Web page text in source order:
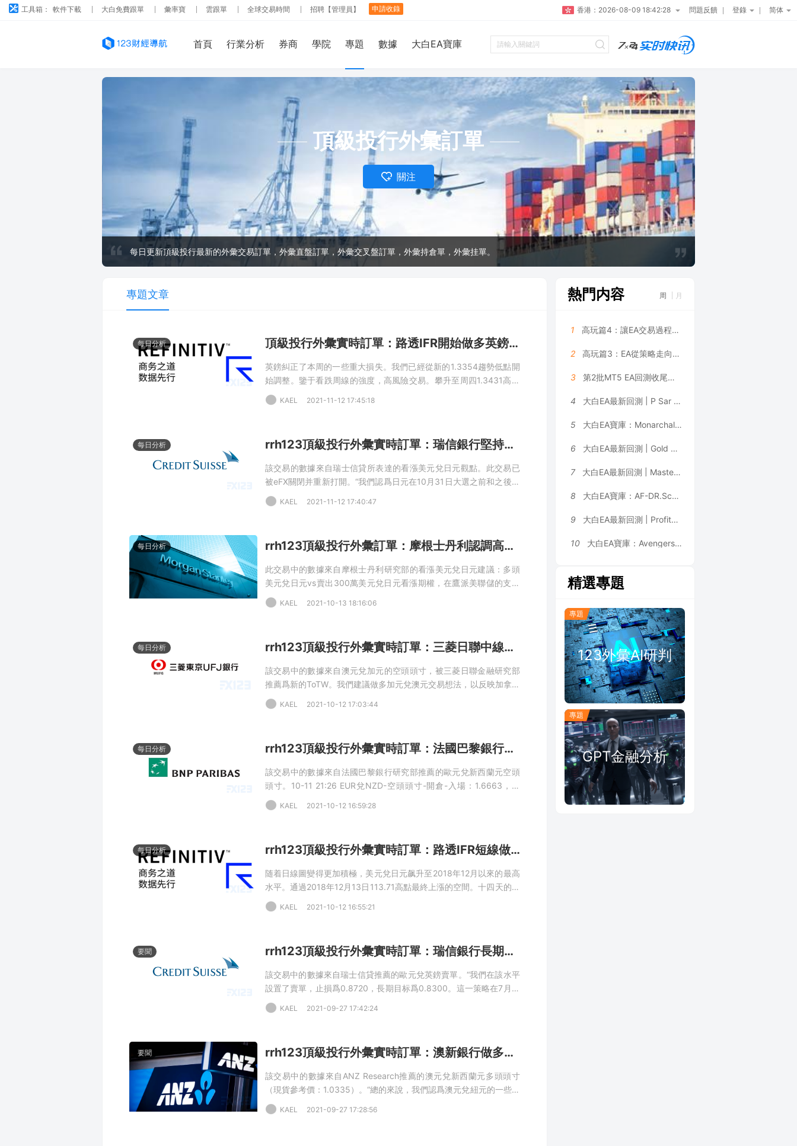
工具箱： 軟件下載 大白免費跟單 彙率寶 雲跟單 全球交易時間 招聘【管理員】 申請收錄 香港： 2026-08-09 18:42:29 問題反饋 登錄 简体
首頁 行業分析 券商 學院 專題 數據 大白EA寶庫
頂級投行外彙訂單
關注
每日更新頂級投行最新的外彙交易訂單，外彙直盤訂單，外彙交叉盤訂單，外彙持倉單，外彙挂單。
專題文章
每日分析 頂級投行外彙實時訂單：路透IFR開始做多英鎊兌美元
英鎊糾正了本周的一些重大損失。我們已經從新的1.3354趨勢低點開
始調整。鑒于看跌周線的強度，高風險交易。攀升至周四1.3431高點
可能引發擠壓。之前的主要低點1.3412也是一個關鍵觸發點。趨勢延
續的大斐波那契目标在1.3166，38.2%1.1413-1.4250。11-12 15:35
KAEL 2021-11-12 17:45:18
每日分析 rrh123頂級投行外彙實時訂單：瑞信銀行堅持看多美元兌日元
該交易的數據來自瑞士信貸所表達的看漲美元兌日元觀點。此交易已
被eFX關閉并重新打開。“我們認爲日元在10月31日大選之前和之後會
進一步走弱。我們将第四季度美元兌日元的潛在頂部上調至2017年高
點118.62，我們預計該走勢将在長期内逐漸消失，”CS筆記。“除非全
倉-入場：114.24，目标：118.62，止損：111.50（中期）
KAEL 2021-11-12 17:40:47
每日分析 rrh123頂級投行外彙訂單：摩根士丹利認調高美元兌日元目标價
此交易中的數據來自摩根士丹利研究部的看漲美元兌日元建議：多頭
美元兌日元vs賣出300萬美元兌日元看漲期權，在鷹派美聯儲的支持
下，我們預計美元框架的“第三階段”，但鑒于流動性充足，風險仍然具
有彈性。我們認爲日元作爲融資貨币表現不佳，而美元應該會走高，
108.40（中期）
KAEL 2021-10-13 18:16:06
每日分析 rrh123頂級投行外彙實時訂單：三菱日聯中線做空澳元兌加元
該交易中的數據來自澳元兌加元的空頭頭寸，被三菱日聯金融研究部
推薦爲新的ToTW。我們建議做多加元兌澳元交易想法，以反映加拿大
央行和澳大利亞央行貨币政策之間不斷擴大的分歧。相比之下，澳洲
聯儲繼續重申，它沒有在未來幾年加息的計劃，并且至少在2月份之前
KAEL 2021-10-12 17:03:44
每日分析 rrh123頂級投行外彙實時訂單：法國巴黎銀行做空歐元兌紐元
該交易中的數據來自法國巴黎銀行研究部推薦的歐元兌新西蘭元空頭
頭寸。10-11 21:26 EUR兌NZD-空頭頭寸-開倉-入場：1.6663，目
标：1.6200，止損：1.6950（中期）
KAEL 2021-10-12 16:59:28
每日分析 rrh123頂級投行外彙實時訂單：路透IFR短線做多美元兌日元
随着日線圖變得更加積極，美元兌日元飙升至2018年12月以來的最高
水平。通過2018年12月13日113.71高點最終上漲的空間。十四天的勢
頭是積極的，加強了整體看漲的市場結構。任何近期的挫折都應該受
到112.16的上升騰看線的限制。之前的2019兌2020高點現在得到支
JPY-多頭限價單-下單-入場：111.50，止損：110.50（短期）
KAEL 2021-10-12 16:55:21
要聞 rrh123頂級投行外彙實時訂單：瑞信銀行長期做空歐元兌英鎊
該交易中的數據來自瑞士信貸推薦的歐元兌英鎊賣單。“我們在該水平
設置了賣單，止損爲0.8720，長期目标爲0.8300。這一策略在7月對
我們有效，我們現在将堅持下去，”CS指出。
KAEL 2021-09-27 17:42:24
要聞 rrh123頂級投行外彙實時訂單：澳新銀行做多澳元兌紐元
該交易中的數據來自ANZ Research推薦的澳元兌新西蘭元多頭頭寸
（現貨參考價：1.0335）。“總的來說，我們認爲澳元兌紐元的一些下
行風險開始緩解，”澳新銀行指出。“我們在1.0343設置多頭澳元兌紐
元，在低點1.0270下方止損，初始目标爲1.05，”ANZ補充道。
KAEL 2021-09-27 17:28:56
熱門内容 周 月
1 高玩篇4：讓EA交易過程更可控——大白科普
2 高玩篇3：EA從策略走向系統——大白科普
3 第2批MT5 EA回測收尾，5個月利潤131萬美金是數據拟合嗎？
4 大白EA最新回測 | P Sar Marti EA V2.02 MT4 2026年回測虧損9,996.47USD，勝率42.02%
5 大白EA寶庫：Monarchal Algo EA | 動态網格 + 鎖盈機制，倉位限制 + 追蹤止損雙重風控 MT4 EA
6 大白EA最新回測 | Gold Pulse MT4_1460+ [Gold Pulse Settings] EA 2026年回測虧損8,076.48USD，勝率50.00%
7 大白EA最新回測 | Master FX Scalper Ultimate [GOLD/XAUUSD Safe Set M5] EA 2026年回測利潤達248,269,934.32USD，勝率80.73%
8 大白EA寶庫：AF-DR.Scalper Pro+ Final｜三位一體交易引擎，震蕩、趨勢行情全覆蓋，可多品種同時運行 MT4 EA
9 大白EA最新回測 | ProfitMachine AI Virtual EA [Author Monitoring Settings] 2026年回測利潤達470.44USD，勝率81.83%
10 大白EA寶庫：Avengers EA | 1.2 倍溫和加倉 + 雙層對沖風控，H4+VWAP 雙重大盤過濾 MT4 EA
精選專題
123外彙AI研判
專題
GPT金融分析
專題